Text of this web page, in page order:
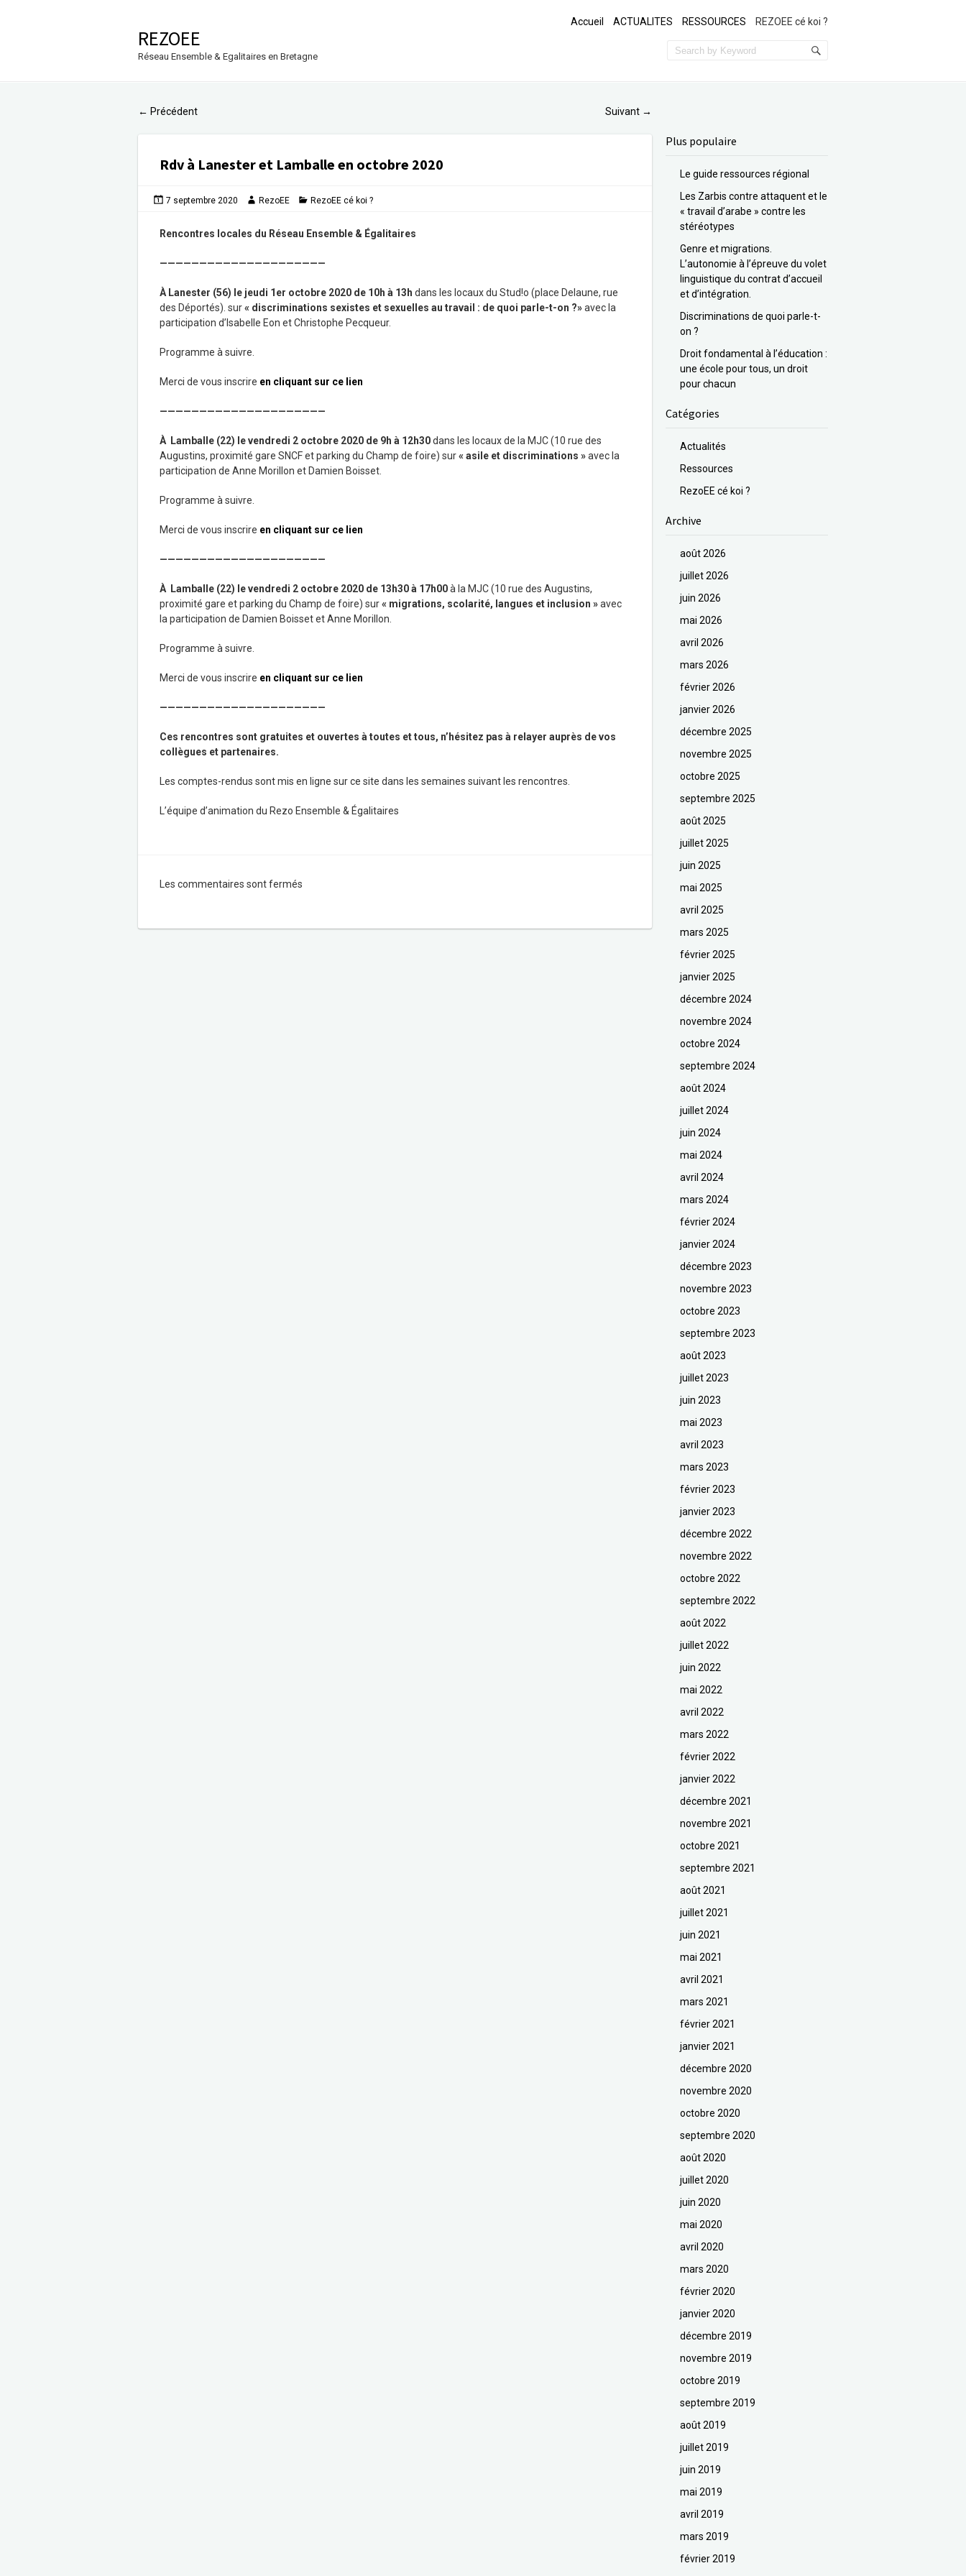
REZOEE
Réseau Ensemble & Egalitaires en Bretagne
Accueil ACTUALITES RESSOURCES REZOEE cé koi ?
← Précédent Suivant →
Rdv à Lanester et Lamballe en octobre 2020
7 septembre 2020 RezoEE RezoEE cé koi ?
Rencontres locales du Réseau Ensemble & Égalitaires
—————————————————————
À Lanester (56) le jeudi 1er octobre 2020 de 10h à 13h dans les locaux du Stud!o (place Delaune, rue
des Déportés). sur« discriminations sexistes et sexuelles au travail : de quoi parle-t-on ?»avec la
participation d’Isabelle Eon et Christophe Pecqueur.
Programme à suivre.
Merci de vous inscrire en cliquant sur ce lien
—————————————————————
À Lamballe (22) le vendredi 2 octobre 2020 de 9h à 12h30dans les locaux de la MJC (10 rue des
Augustins, proximité gare SNCF et parking du Champ de foire) sur« asile et discriminations »avec la
participation de Anne Morillon et Damien Boisset.
Programme à suivre.
Merci de vous inscrire en cliquant sur ce lien
—————————————————————
À Lamballe (22) le vendredi 2 octobre 2020 de 13h30 à 17h00à la MJC (10 rue des Augustins,
proximité gare et parking du Champ de foire) sur« migrations, scolarité, langues et inclusion »avec
la participation de Damien Boisset et Anne Morillon.
Programme à suivre.
Merci de vous inscrire en cliquant sur ce lien
—————————————————————
Ces rencontres sont gratuites et ouvertes à toutes et tous, n’hésitez pas à relayer auprès de vos
collègues et partenaires.
Les comptes-rendus sont mis en ligne sur ce site dans les semaines suivant les rencontres.
L’équipe d’animation du Rezo Ensemble & Égalitaires
Les commentaires sont fermés
Plus populaire
Le guide ressources régional
Les Zarbis contre attaquent et le
« travail d’arabe » contre les
stéréotypes
Genre et migrations.
L’autonomie à l’épreuve du volet
linguistique du contrat d’accueil
et d’intégration.
Discriminations de quoi parle-t-
on ?
Droit fondamental à l’éducation :
une école pour tous, un droit
pour chacun
Catégories
Actualités
Ressources
RezoEE cé koi ?
Archive
août 2026
juillet 2026
juin 2026
mai 2026
avril 2026
mars 2026
février 2026
janvier 2026
décembre 2025
novembre 2025
octobre 2025
septembre 2025
août 2025
juillet 2025
juin 2025
mai 2025
avril 2025
mars 2025
février 2025
janvier 2025
décembre 2024
novembre 2024
octobre 2024
septembre 2024
août 2024
juillet 2024
juin 2024
mai 2024
avril 2024
mars 2024
février 2024
janvier 2024
décembre 2023
novembre 2023
octobre 2023
septembre 2023
août 2023
juillet 2023
juin 2023
mai 2023
avril 2023
mars 2023
février 2023
janvier 2023
décembre 2022
novembre 2022
octobre 2022
septembre 2022
août 2022
juillet 2022
juin 2022
mai 2022
avril 2022
mars 2022
février 2022
janvier 2022
décembre 2021
novembre 2021
octobre 2021
septembre 2021
août 2021
juillet 2021
juin 2021
mai 2021
avril 2021
mars 2021
février 2021
janvier 2021
décembre 2020
novembre 2020
octobre 2020
septembre 2020
août 2020
juillet 2020
juin 2020
mai 2020
avril 2020
mars 2020
février 2020
janvier 2020
décembre 2019
novembre 2019
octobre 2019
septembre 2019
août 2019
juillet 2019
juin 2019
mai 2019
avril 2019
mars 2019
février 2019